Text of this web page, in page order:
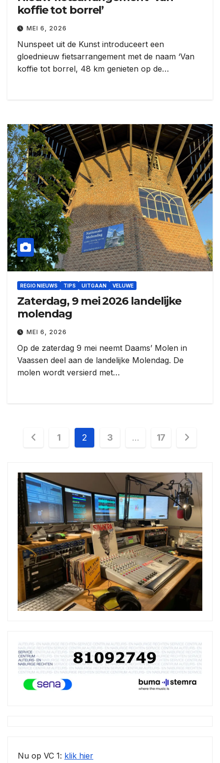
koffie tot borrel’
MEI 6, 2026
Nunspeet uit de Kunst introduceert een
gloednieuw fietsarrangement met de naam ‘Van
koffie tot borrel, 48 km genieten op de…
REGIO NIEUWS TIPS UITGAAN VELUWE
Zaterdag, 9 mei 2026 landelijke
molendag
MEI 6, 2026
Op de zaterdag 9 mei neemt Daams’ Molen in
Vaassen deel aan de landelijke Molendag. De
molen wordt versierd met…
Berichten
1 2 3 … 17
Nu op VC 1: klik hier